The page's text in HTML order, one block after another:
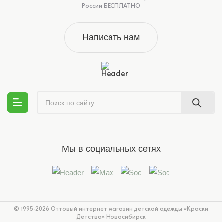
России БЕСПЛАТНО
Написать нам
Мы в социальных сетях
© 1995-2026 Оптовый интернет магазин детской одежды «Краски
Детства» Новосибирск